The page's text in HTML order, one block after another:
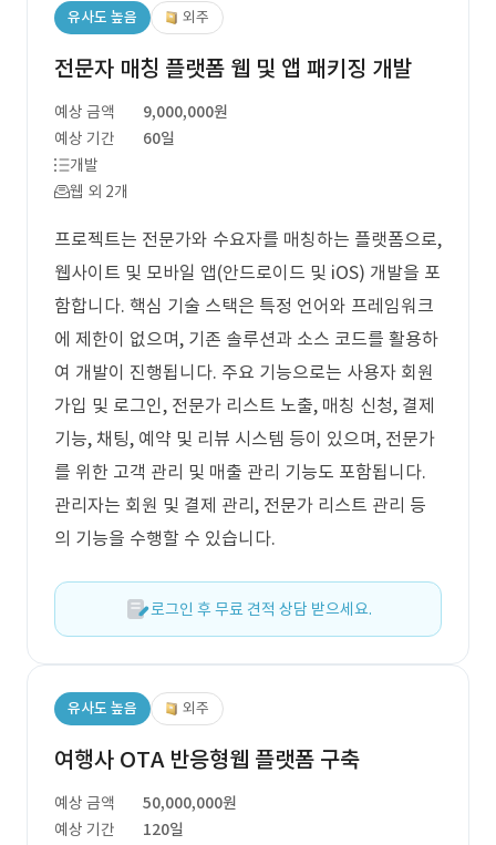
유사도 높음 외주
전문자 매칭 플랫폼 웹 및 앱 패키징 개발
예상 금액
9,000,000원
예상 기간
60일
개발
웹 외 2개
프로젝트는 전문가와 수요자를 매칭하는 플랫폼으로,
웹사이트 및 모바일 앱(안드로이드 및 iOS) 개발을 포
함합니다. 핵심 기술 스택은 특정 언어와 프레임워크
에 제한이 없으며, 기존 솔루션과 소스 코드를 활용하
여 개발이 진행됩니다. 주요 기능으로는 사용자 회원
가입 및 로그인, 전문가 리스트 노출, 매칭 신청, 결제
기능, 채팅, 예약 및 리뷰 시스템 등이 있으며, 전문가
를 위한 고객 관리 및 매출 관리 기능도 포함됩니다.
관리자는 회원 및 결제 관리, 전문가 리스트 관리 등
의 기능을 수행할 수 있습니다.
로그인 후 무료 견적 상담 받으세요.
유사도 높음 외주
여행사 OTA 반응형웹 플랫폼 구축
예상 금액
50,000,000원
예상 기간
120일